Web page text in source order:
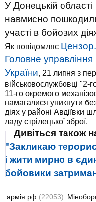
У Донецькій області
навмисно
участі в бойових
Як повідомляє
Головне
України, 21 липня з
військовослужбовці "2-
11-го окремого
намагалися уникнути
діях у районі Авдіївки
ладу стрілецької зброї.
Дивіться також
"Закликаю
і жити мирно в
бойовики
армія рф (22053)